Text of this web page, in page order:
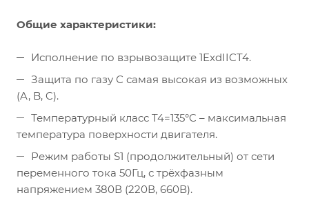
Общие характеристики:
Исполнение по взрывозащите 1ExdIICT4.
Защита по газу С самая высокая из возможных
(A, B, C).
Температурный класс T4=135°C – максимальная
температура поверхности двигателя.
Режим работы S1 (продолжительный) от сети
переменного тока 50Гц, с трёхфазным
напряжением 380В (220В, 660В).